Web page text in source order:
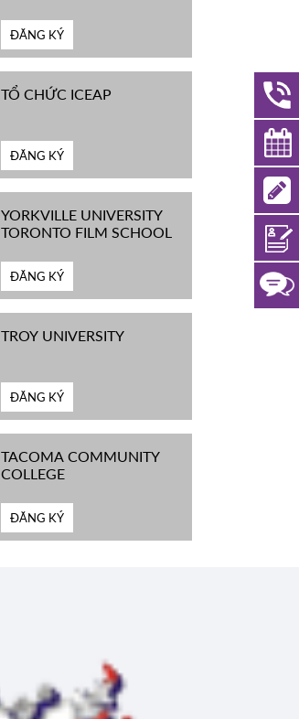
ĐĂNG KÝ
TỔ CHỨC ICEAP
ĐĂNG KÝ
YORKVILLE UNIVERSITY
TORONTO FILM SCHOOL
ĐĂNG KÝ
TROY UNIVERSITY
ĐĂNG KÝ
TACOMA COMMUNITY
COLLEGE
ĐĂNG KÝ